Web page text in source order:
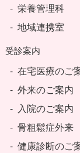
栄養管理科
地域連携室
受診案内
在宅医療のご
外来のご案内
入院のご案内
骨粗鬆症外来
健康診断のご